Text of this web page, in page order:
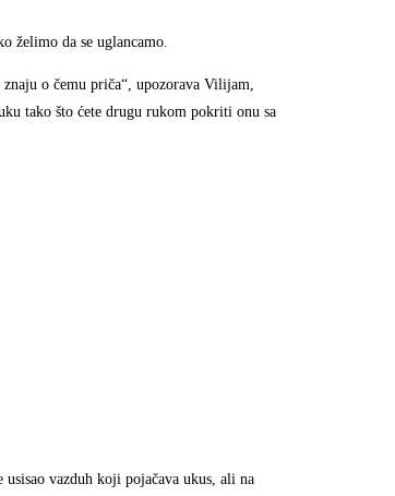
želimo da se uglancamo.
o čemu priča“, upozorava Vilijam,
tako što ćete drugu rukom pokriti onu sa
usisao vazduh koji pojačava ukus, ali na